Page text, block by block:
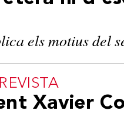
els motius del
Xavier